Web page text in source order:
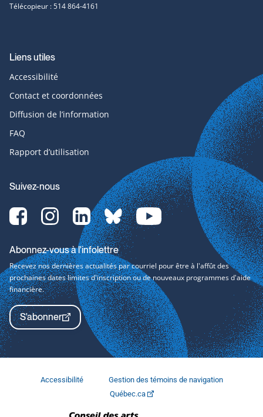
Télécopieur : 514 864-4161
Liens utiles
Accessibilité
Contact et coordonnées
Diffusion de l’information
FAQ
Rapport d’utilisation
Suivez-nous
Facebook-
svg
Instagram-
svg
LinkedIn-
svg
bluesky-
svg
YouTube-
svg
Abonnez-vous à l'infolettre
Recevez nos dernières actualités par courriel pour être à l'affût des
prochaines dates limites d'inscription ou de nouveaux programmes d'aide
financière.
S'abonner
Accessibilité
Gestion des témoins de navigation
Québec.ca